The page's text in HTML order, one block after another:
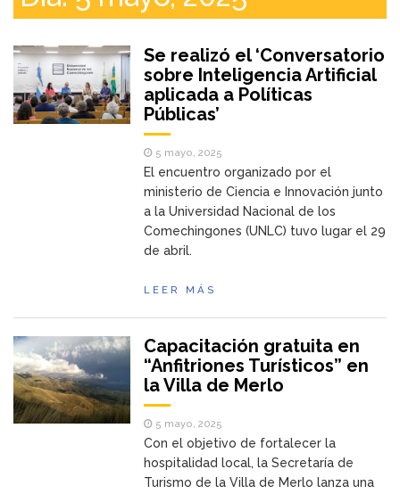
Se realizó el ‘Conversatorio
sobre Inteligencia Artificial
aplicada a Políticas
Públicas’
5 mayo, 2025
El encuentro organizado por el
ministerio de Ciencia e Innovación junto
a la Universidad Nacional de los
Comechingones (UNLC) tuvo lugar el 29
de abril.
LEER MÁS
Capacitación gratuita en
“Anfitriones Turísticos” en
la Villa de Merlo
5 mayo, 2025
Con el objetivo de fortalecer la
hospitalidad local, la Secretaría de
Turismo de la Villa de Merlo lanza una